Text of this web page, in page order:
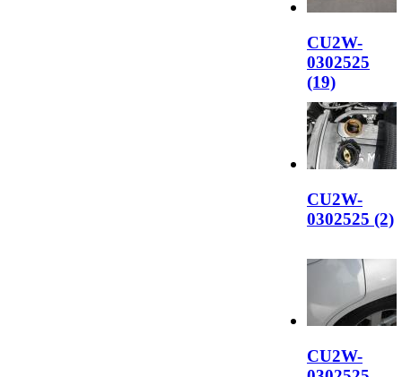
CU2W-
0302525
(19)
CU2W-
0302525 (2)
CU2W-